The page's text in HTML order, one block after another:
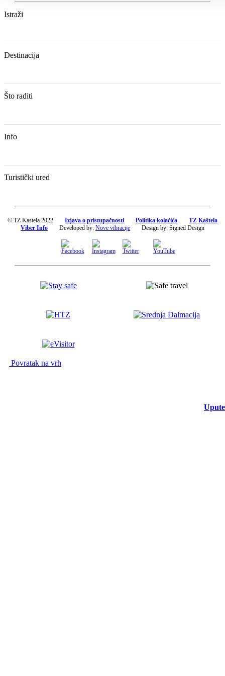
Upute
Istraži
Destinacija
Što raditi
Info
Turistički ured
© TZ Kastela 2022 Izjava o pristupačnosti Politika kolačića
TZ Kaštela
Viber Info
Developed by: Nove vibracije Design by: Signed Design
Povratak na vrh